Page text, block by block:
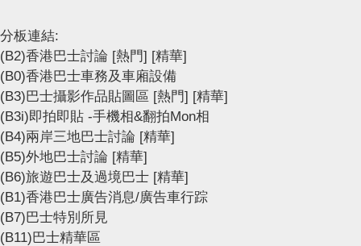
分板連結:
(B2)香港巴士討論 [熱門] [精華]
(B0)香港巴士車務及車廂設備
(B3)巴士攝影作品貼圖區 [熱門] [精華]
(B3i)即拍即貼 -手機相&翻拍Mon相
(B4)兩岸三地巴士討論 [精華]
(B5)外地巴士討論 [精華]
(B6)旅遊巴士及過境巴士 [精華]
(B1)香港巴士廣告消息/廣告車行踪
(B7)巴士特別所見
(B11)巴士精華區